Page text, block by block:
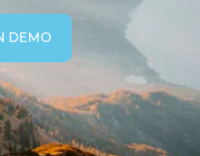
DEMO